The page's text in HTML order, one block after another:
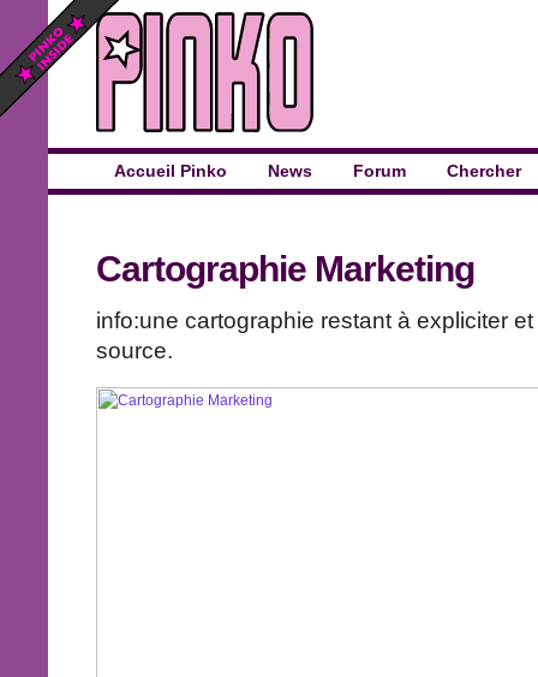
Accueil Pinko News Forum Chercher
Cartographie Marketing
info:une cartographie restant à expliciter
source.